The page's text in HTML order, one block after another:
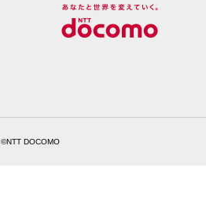
©NTT DOCOMO